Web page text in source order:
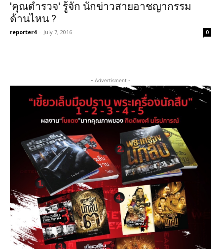
'คุณตำรวจ' รู้จัก นักข่าวสายอาชญากรรม
ด้านไหน ?
reporter4 - July 7, 2016 0
- Advertisment -